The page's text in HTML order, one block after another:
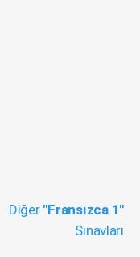
Diğer "Fransızca 1"
Sınavları